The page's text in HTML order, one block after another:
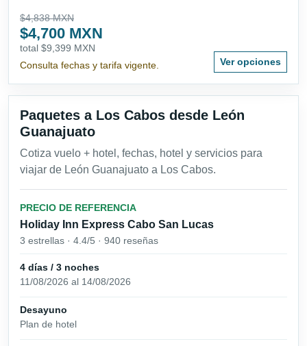
$4,838 MXN
$4,700 MXN
total $9,399 MXN
Consulta fechas y tarifa vigente.
Ver opciones
Paquetes a Los Cabos desde León
Guanajuato
Cotiza vuelo + hotel, fechas, hotel y servicios para
viajar de León Guanajuato a Los Cabos.
PRECIO DE REFERENCIA
Holiday Inn Express Cabo San Lucas
3 estrellas · 4.4/5 · 940 reseñas
4 días / 3 noches
11/08/2026 al 14/08/2026
Desayuno
Plan de hotel